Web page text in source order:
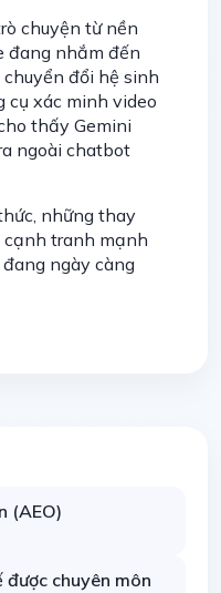
chuyện từ nền
đang nhắm đến
đổi hệ sinh
cụ xác minh video
thấy Gemini
ngoài chatbot
những thay
cạnh tranh mạnh
ngày càng
(AEO)
chuyên môn